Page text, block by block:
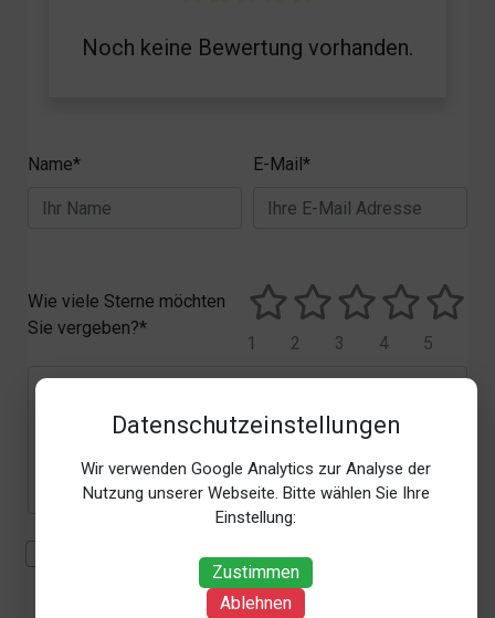
Datenschutzeinstellungen
Wir verwenden Google Analytics zur Analyse der
Nutzung unserer Webseite. Bitte wählen Sie Ihre
Einstellung:
Zustimmen
Ablehnen
Noch keine Bewertung vorhanden.
Name* E-Mail*
Wie viele Sterne möchten
Sie vergeben?*
5
4
3
2
1
Mit der Erhebung, Verarbeitung und Nutzung meiner
personenbezogenen Daten (Angaben, Datum und
Uhrzeit der Bewertungsabgabe, Referrer-URL) zum